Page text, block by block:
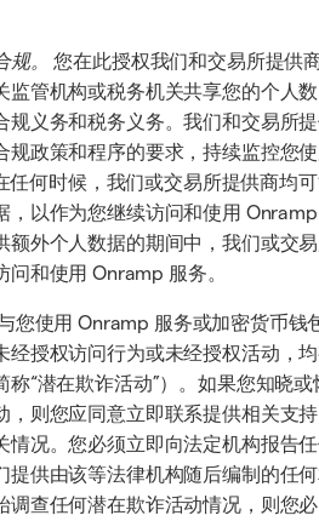
。
您在此授权我们和交易所提供
监管机构或税务机关共享您的个人数
规义务和税务义务。我们和交易所
规政策和程序的要求，持续监控您
任何时候，我们或交易所提供商均
，以作为您继续访问和使用
额外个人数据的期间中，我们或交
和使用 Onramp 服务。
您使用 Onramp 服务或加密货币钱
经授权访问行为或未经授权活动，
称“潜在欺诈活动”）。如果您知晓或
，则您应同意立即联系提供相关支
情况。您必须立即向法定机构报告
提供由该等法律机构随后编制的任
调查任何潜在欺诈活动情况，则您必